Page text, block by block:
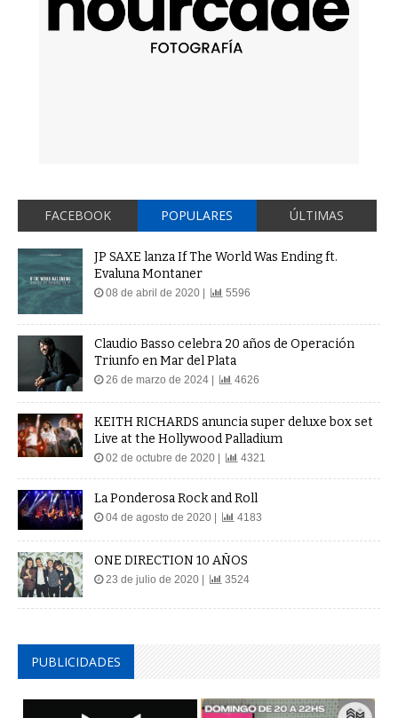
FACEBOOK POPULARES ÚLTIMAS
JP SAXE lanza If The World Was Ending ft.
Evaluna Montaner
08 de abril de 2020 | 5596
Claudio Basso celebra 20 años de Operación
Triunfo en Mar del Plata
26 de marzo de 2024 | 4626
KEITH RICHARDS anuncia super deluxe box set
Live at the Hollywood Palladium
02 de octubre de 2020 | 4321
La Ponderosa Rock and Roll
04 de agosto de 2020 | 4183
ONE DIRECTION 10 AÑOS
23 de julio de 2020 | 3524
PUBLICIDADES